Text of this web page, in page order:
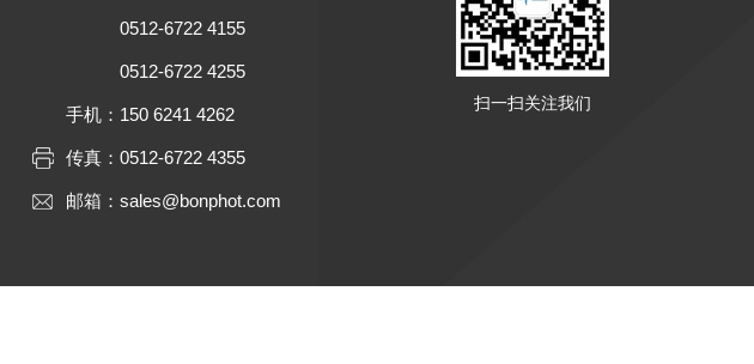
0512-6722 4155
0512-6722 4255
手机： 150 6241 4262
传真： 0512-6722 4355
邮箱： sales@bonphot.com
扫一扫关注我们